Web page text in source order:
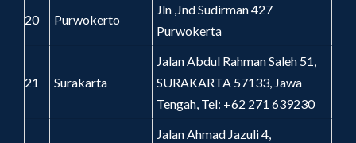
20 Purwokerto
Jln ,Jnd Sudirman 427
Purwokerta
21 Surakarta
Jalan Abdul Rahman Saleh 51,
SURAKARTA 57133, Jawa
Tengah, Tel: +62 271 639230
Jalan Ahmad Jazuli 4,